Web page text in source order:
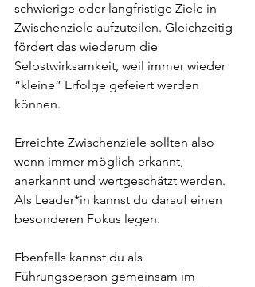
schwierige oder langfristige Ziele in
Zwischenziele aufzuteilen. Gleichzeitig
fördert das wiederum die
Selbstwirksamkeit, weil immer wieder
“kleine” Erfolge gefeiert werden
können.
Erreichte Zwischenziele sollten also
wenn immer möglich erkannt,
anerkannt und wertgeschätzt werden.
Als Leader*in kannst du darauf einen
besonderen Fokus legen.
Ebenfalls kannst du als
Führungsperson gemeinsam im